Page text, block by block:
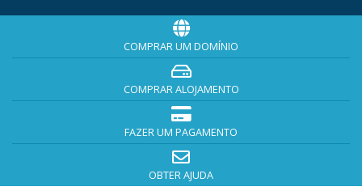
COMPRAR UM DOMÍNIO
COMPRAR ALOJAMENTO
FAZER UM PAGAMENTO
OBTER AJUDA